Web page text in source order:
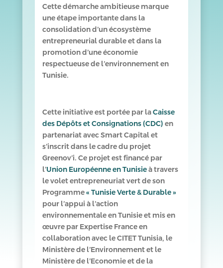
Cette démarche ambitieuse marque
une étape importante dans la
consolidation d’un écosystème
entrepreneurial durable et dans la
promotion d’une économie
respectueuse de l’environnement en
Tunisie.
Cette initiative est portée par laCaisse
des Dépôts et Consignations (CDC) en
partenariat avec Smart Capital et
s’inscrit dans le cadre du projet
Greenov’i. Ce projet est financé par
l’Union Européenne en Tunisieà travers
le volet entrepreneuriat vert de son
Programme« Tunisie Verte & Durable »
pour l’appui à l’action
environnementale en Tunisie et mis en
œuvre par Expertise France en
collaboration avec le CITET Tunisia, le
Ministère de l’Environnement et le
Ministère de l’Economie et de la